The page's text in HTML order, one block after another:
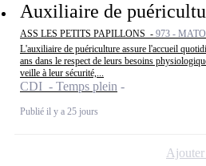
Auxiliaire de
ASS LES PETITS PAPILLONS - 973 -
L'auxiliaire de puériculture assure l'accueil
ans dans le respect de leurs besoins
veille à leur sécurité,...
CDI - Temps plein
Publié il y a 25 jours